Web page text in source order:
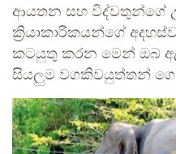
ආයතන සහ විද්වතුන්ගේ
ක්‍රියාකාරිකයන්ගේ
කටයුතු කරන මෙන් ඔබ
සියලුම වගකිවයුත්තන්